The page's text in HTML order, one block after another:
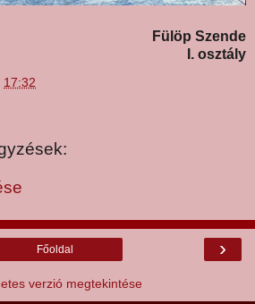
Fülöp Szende
I. osztály
17:32
›
Főoldal
verzió megtekintése